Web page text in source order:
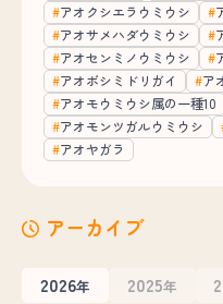
アオクシエラウミウシ
アオサメハダウミウシ
アオセンミノウミウシ
アオボシミドリガイ
ア
アオモウミウシ属の一種10
アオモンツガルウミウシ
アオヤガラ
アーカイブ
2026年 2025年